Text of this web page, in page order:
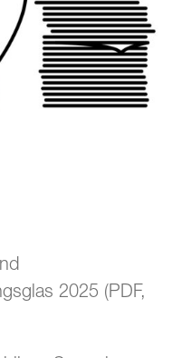
2025 (PDF,